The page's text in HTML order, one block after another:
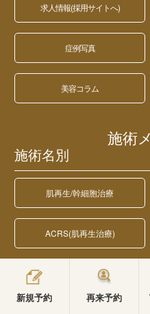
新規予約 再来予約
求人情報(採用サイトへ)
症例写真
美容コラム
施術
施術名別
肌再生/幹細胞治療
ACRS(肌再生治療)
目元の肌再生